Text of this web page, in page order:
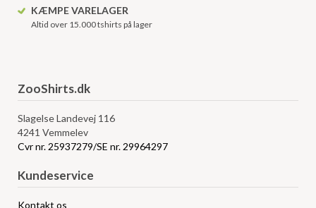
KÆMPE VARELAGER
Altid over 15.000 tshirts på lager
ZooShirts.dk
Slagelse Landevej 116
4241 Vemmelev
Cvr nr. 25937279/SE nr. 29964297
Kundeservice
Kontakt os